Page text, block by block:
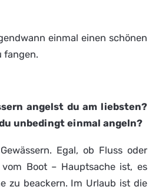
einmal einen schönen
fangen.
angelst du am liebsten?
unbedingt einmal angeln?
Egal, ob Fluss oder
Boot – Hauptsache ist, es
zu beackern. Im Urlaub ist die